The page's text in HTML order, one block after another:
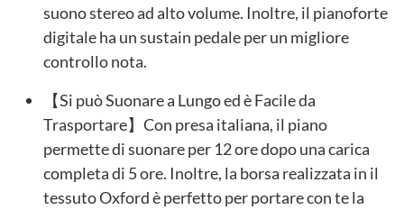
suono stereo ad alto volume. Inoltre, il pianoforte
digitale ha un sustain pedale per un migliore
controllo nota.
【Si può Suonare a Lungo ed è Facile da
Trasportare】Con presa italiana, il piano
permette di suonare per 12 ore dopo una carica
completa di 5 ore. Inoltre, la borsa realizzata in il
tessuto Oxford è perfetto per portare con te la